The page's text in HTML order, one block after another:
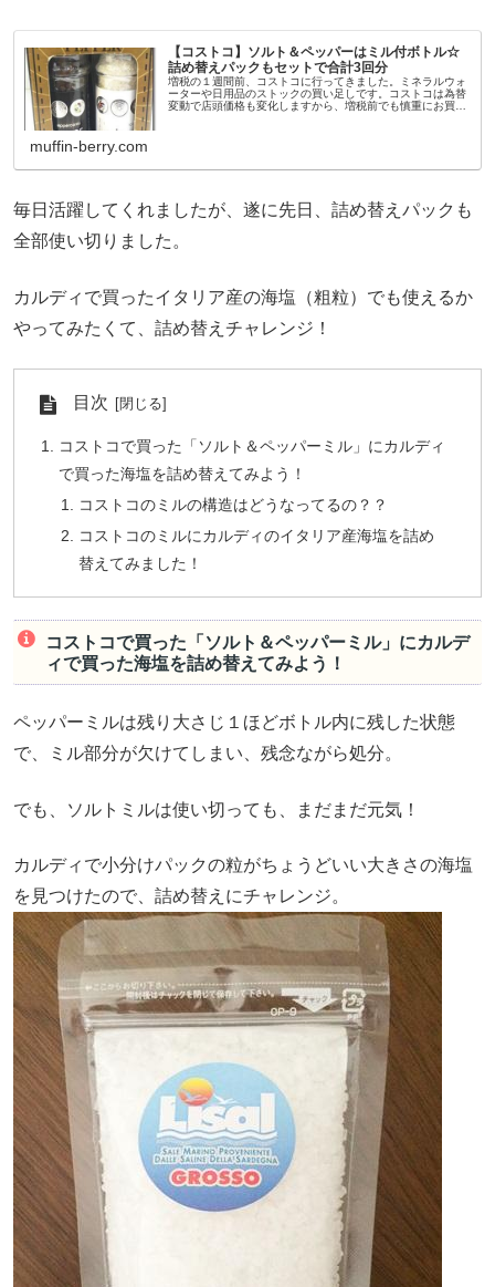
【コストコ】ソルト＆ペッパーはミル付ボトル☆
詰め替えパックもセットで合計3回分
増税の１週間前、コストコに行ってきました。ミネラルウォ
ーターや日用品のストックの買い足しです。コストコは為替
変動で店頭価格も変化しますから、増税前でも慎重にお買
muffin-berry.com
毎日活躍してくれましたが、遂に先日、詰め替えパックも
全部使い切りました。
カルディで買ったイタリア産の海塩（粗粒）でも使えるか
やってみたくて、詰め替えチャレンジ！
目次
コストコで買った「ソルト＆ペッパーミル」にカルディ
で買った海塩を詰め替えてみよう！
コストコのミルの構造はどうなってるの？？
コストコのミルにカルディのイタリア産海塩を詰め
替えてみました！
コストコで買った「ソルト＆ペッパーミル」にカルデ
ィで買った海塩を詰め替えてみよう！
ペッパーミルは残り大さじ１ほどボトル内に残した状態
で、ミル部分が欠けてしまい、残念ながら処分。
でも、ソルトミルは使い切っても、まだまだ元気！
カルディで小分けパックの粒がちょうどいい大きさの海塩
を見つけたので、詰め替えにチャレンジ。